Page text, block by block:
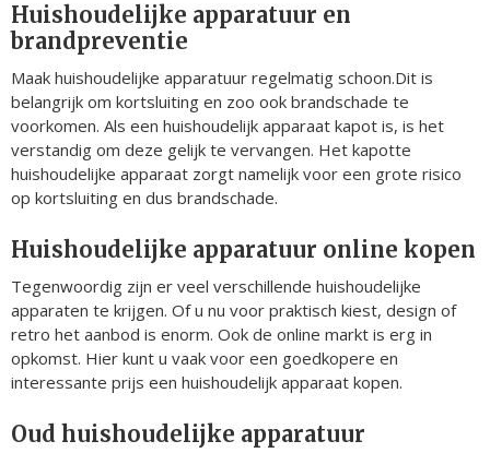
Huishoudelijke apparatuur en
brandpreventie
Maak huishoudelijke apparatuur regelmatig schoon.Dit is
belangrijk om kortsluiting en zoo ook brandschade te
voorkomen. Als een huishoudelijk apparaat kapot is, is het
verstandig om deze gelijk te vervangen. Het kapotte
huishoudelijke apparaat zorgt namelijk voor een grote risico
op kortsluiting en dus brandschade.
Huishoudelijke apparatuur online kopen
Tegenwoordig zijn er veel verschillende huishoudelijke
apparaten te krijgen. Of u nu voor praktisch kiest, design of
retro het aanbod is enorm. Ook de online markt is erg in
opkomst. Hier kunt u vaak voor een goedkopere en
interessante prijs een huishoudelijk apparaat kopen.
Oud huishoudelijke apparatuur